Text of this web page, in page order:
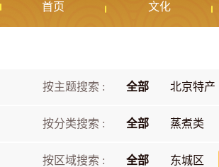
首页 文化
按主题搜索 : 全部 北京特产
按分类搜索 : 全部 蒸煮类
按区域搜索 : 全部 东城区